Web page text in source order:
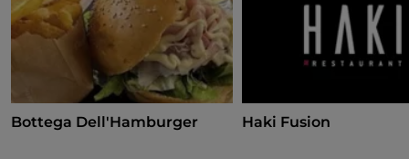
Bottega Dell'Hamburger Haki Fusion